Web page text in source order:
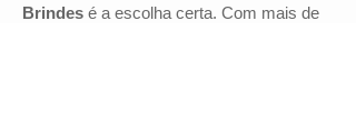
Brindes é a escolha certa. Com mais de